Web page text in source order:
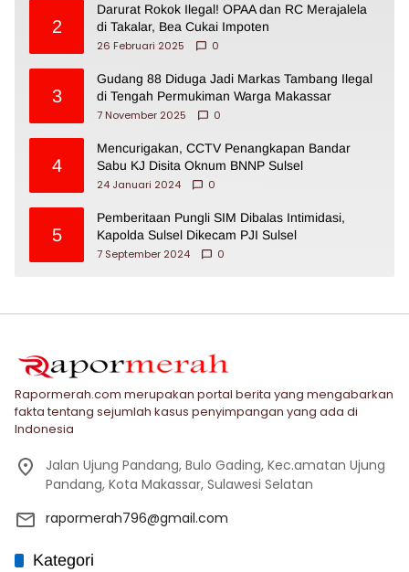
2
Darurat Rokok Ilegal! OPAA dan RC Merajalela
di Takalar, Bea Cukai Impoten
26 Februari 2025
0
3
Gudang 88 Diduga Jadi Markas Tambang Ilegal
di Tengah Permukiman Warga Makassar
7 November 2025
0
4
Mencurigakan, CCTV Penangkapan Bandar
Sabu KJ Disita Oknum BNNP Sulsel
24 Januari 2024
0
5
Pemberitaan Pungli SIM Dibalas Intimidasi,
Kapolda Sulsel Dikecam PJI Sulsel
7 September 2024
0
Rapormerah.com merupakan portal berita yang mengabarkan
fakta tentang sejumlah kasus penyimpangan yang ada di
Indonesia
Jalan Ujung Pandang, Bulo Gading, Kec.amatan Ujung
Pandang, Kota Makassar, Sulawesi Selatan
rapormerah796@gmail.com
Kategori